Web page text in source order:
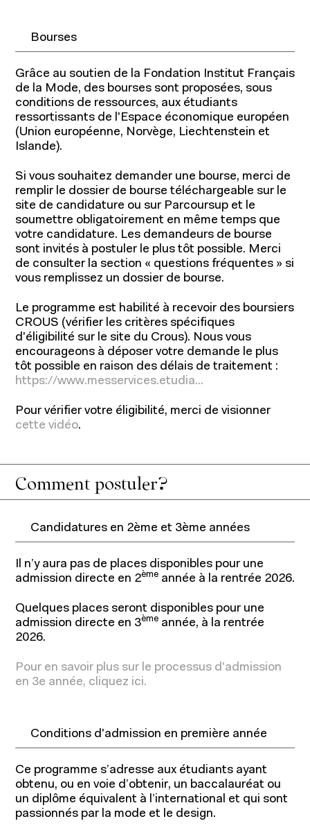
Bourses
Grâce au soutien de la Fondation Institut Français
de la Mode, des bourses sont proposées, sous
conditions de ressources, aux étudiants
ressortissants de l'Espace économique européen
(Union européenne, Norvège, Liechtenstein et
Islande).
Si vous souhaitez demander une bourse, merci de
remplir le dossier de bourse téléchargeable sur le
site de candidature ou sur Parcoursup et le
soumettre obligatoirement en même temps que
votre candidature. Les demandeurs de bourse
sont invités à postuler le plus tôt possible. Merci
de consulter la section « questions fréquentes » si
vous remplissez un dossier de bourse.
Le programme est habilité à recevoir des boursiers
CROUS (vérifier les critères spécifiques
d'éligibilité sur le site du Crous). Nous vous
encourageons à déposer votre demande le plus
tôt possible en raison des délais de traitement :
https://www.messervices.etudia...
Pour vérifier votre éligibilité, merci de visionner
cette vidéo.
Comment postuler?
Candidatures en 2ème et 3ème années
Il n’y aura pas de places disponibles pour une
admission directe en 2ème année à la rentrée 2026.
Quelques places seront disponibles pour une
admission directe en 3ème année, à la rentrée
2026.
Pour en savoir plus sur le processus d'admission
en 3e année, cliquez ici.
Conditions d'admission en première année
Ce programme s’adresse aux étudiants ayant
obtenu, ou en voie d’obtenir, un baccalauréat ou
un diplôme équivalent à l’international et qui sont
passionnés par la mode et le design.